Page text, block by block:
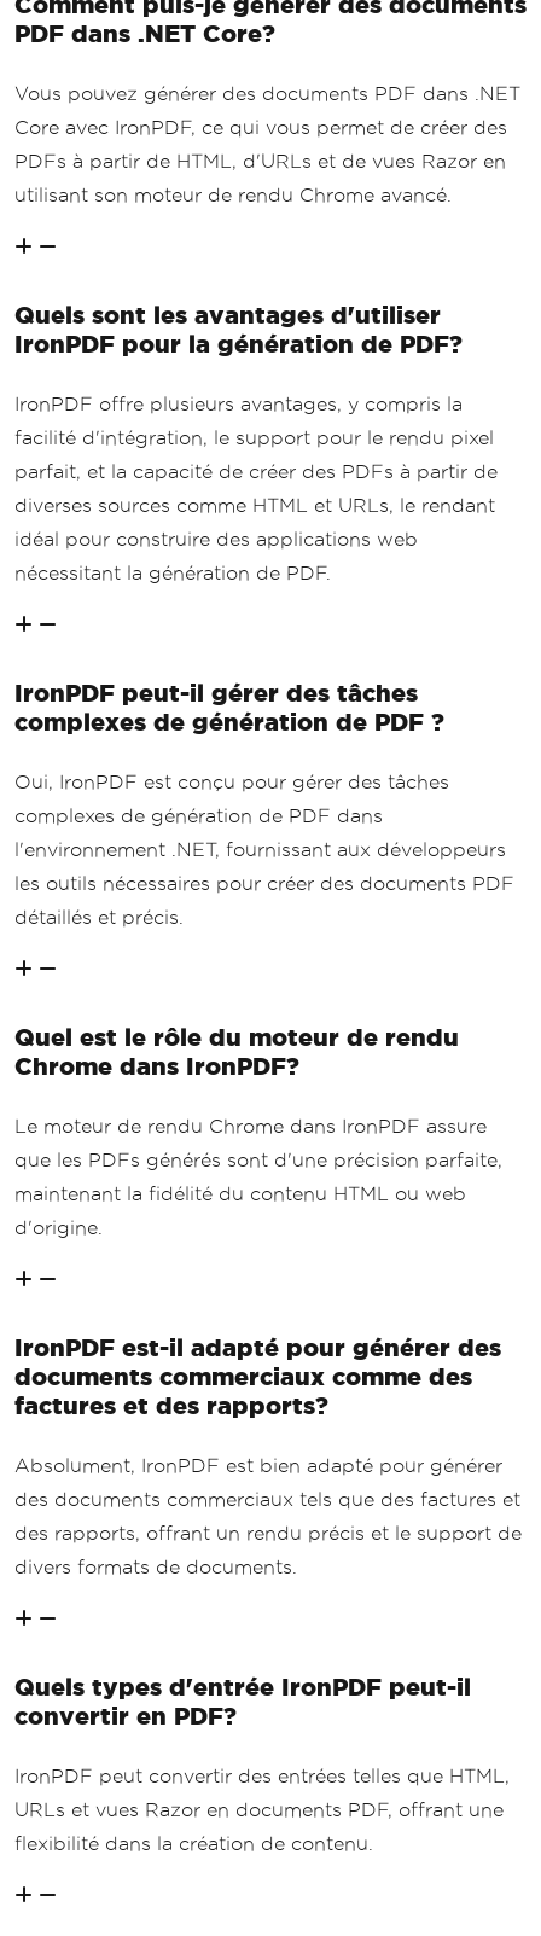
PDF dans .NET Core?
Vous pouvez générer des documents PDF dans .NET
Core avec IronPDF, ce qui vous permet de créer des
PDFs à partir de HTML, d'URLs et de vues Razor en
utilisant son moteur de rendu Chrome avancé.
Quels sont les avantages d'utiliser
IronPDF pour la génération de PDF?
IronPDF offre plusieurs avantages, y compris la
facilité d'intégration, le support pour le rendu pixel
parfait, et la capacité de créer des PDFs à partir de
diverses sources comme HTML et URLs, le rendant
idéal pour construire des applications web
nécessitant la génération de PDF.
IronPDF peut-il gérer des tâches
complexes de génération de PDF ?
Oui, IronPDF est conçu pour gérer des tâches
complexes de génération de PDF dans
l'environnement .NET, fournissant aux développeurs
les outils nécessaires pour créer des documents PDF
détaillés et précis.
Quel est le rôle du moteur de rendu
Chrome dans IronPDF?
Le moteur de rendu Chrome dans IronPDF assure
que les PDFs générés sont d'une précision parfaite,
maintenant la fidélité du contenu HTML ou web
d'origine.
IronPDF est-il adapté pour générer des
documents commerciaux comme des
factures et des rapports?
Absolument, IronPDF est bien adapté pour générer
des documents commerciaux tels que des factures et
des rapports, offrant un rendu précis et le support de
divers formats de documents.
Quels types d'entrée IronPDF peut-il
convertir en PDF?
IronPDF peut convertir des entrées telles que HTML,
URLs et vues Razor en documents PDF, offrant une
flexibilité dans la création de contenu.